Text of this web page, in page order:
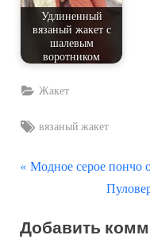
Удлиненный
вязаный жакет с
шалевым
воротником
Жакет
Tags:
вязаный жакет
Навигация
П
д
Модное серое пончо
С
е
Добавить